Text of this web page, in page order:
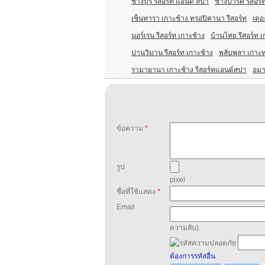
เซ็นทารา เกาะช้าง ทรอปิคานา รีสอร์ท เด
นอร์เรน รีสอร์ท เกาะช้าง บ้านไทย รีสอร์ท เ
ปานวิมาน รีสอร์ท เกาะช้าง พลับพลา เกาะ
รามายานา เกาะช้าง รีสอร์ทแอนด์สปา อม
ข้อความ *
รูป
pixel
ชื่อที่ใช้แสดง *
Email
ความลับ)
ต้องการรหัสอื่น